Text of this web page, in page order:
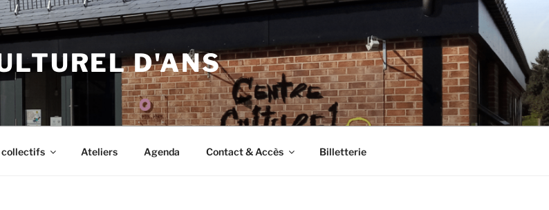
D'ANS
collectifs Ateliers Agenda Contact & Accès Billetterie